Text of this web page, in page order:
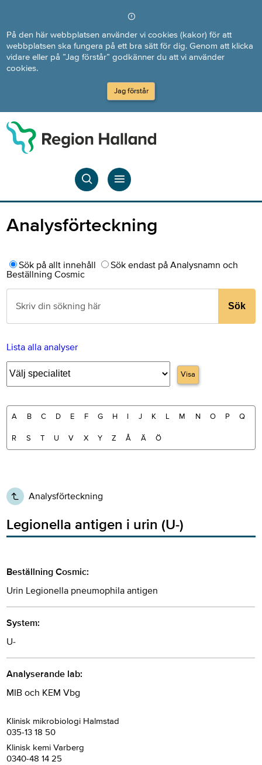
På den här webbplatsen använder vi cookies (kakor) för att
webbplatsen ska fungera på ett bra sätt för dig. Genom att klicka
vidare eller på ”Jag förstår” godkänner du att vi använder
cookies.
Jag förstår
Analysförteckning
Sök på allt innehåll
Sök endast på Analysnamn och
Beställning Cosmic
Sök
Lista alla analyser
Visa
A B C D E F G H I J K L M N O P Q
R S T U V X Y Z Å Ä Ö
Analysförteckning
Legionella antigen i urin (U-)
Beställning Cosmic:
Urin Legionella pneumophila antigen
System:
U-
Analyserande lab:
MIB och KEM Vbg
Klinisk mikrobiologi Halmstad
035-13 18 50
Klinisk kemi Varberg
0340-48 14 25